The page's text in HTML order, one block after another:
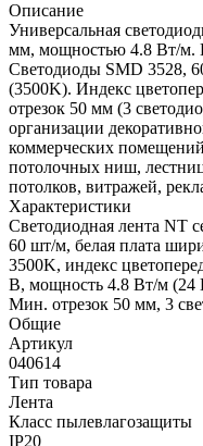
Описание
Универсальная
мм, мощностью 4.8 Вт/м.
Светодиоды SMD 3528,
(3500K). Индекс
отрезок 50 мм (3
организации
коммерческих
потолочных ниш,
потолков, витражей,
Характеристики
Светодиодная лента NT
60 шт/м, белая плата
3500K, индекс
В, мощность 4.8 Вт/м (24
Мин. отрезок 50 мм, 3
Общие
Артикул
040614
Тип товара
Лента
Класс пылевлагозащиты
IP20